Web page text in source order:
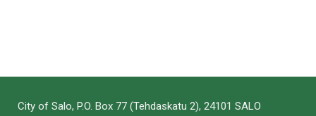
City of Salo, P.O. Box 77 (Tehdaskatu 2), 24101 SALO